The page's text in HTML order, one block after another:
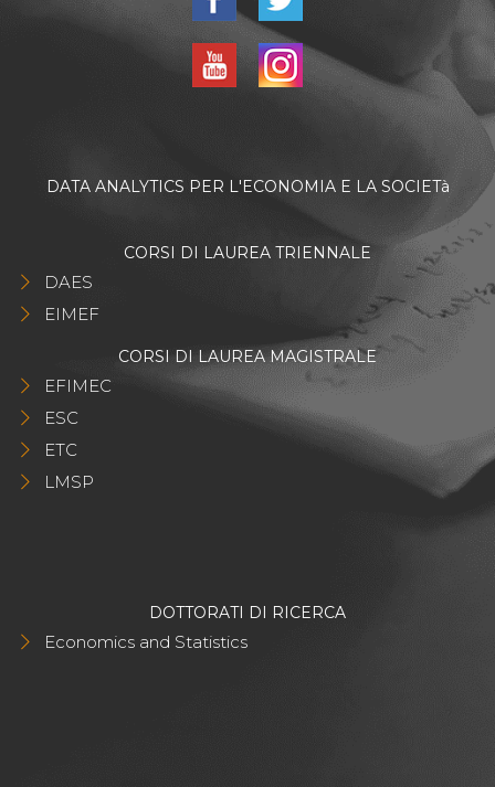
DATA ANALYTICS PER L'ECONOMIA E LA SOCIETà
CORSI DI LAUREA TRIENNALE
DAES
EIMEF
CORSI DI LAUREA MAGISTRALE
EFIMEC
ESC
ETC
LMSP
DOTTORATI DI RICERCA
Economics and Statistics